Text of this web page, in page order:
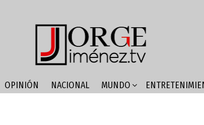
OPINIÓN NACIONAL MUNDO